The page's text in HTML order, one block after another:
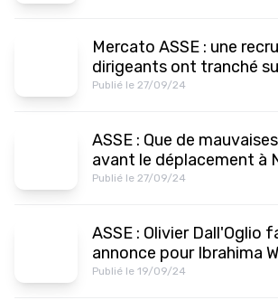
Mercato ASSE : une
dirigeants ont tranché
Publié le 27/09/24
ASSE : Que de
avant le déplacement à
Publié le 27/09/24
ASSE : Olivier Dall'Oglio
annonce pour Ibrahima
Publié le 19/09/24